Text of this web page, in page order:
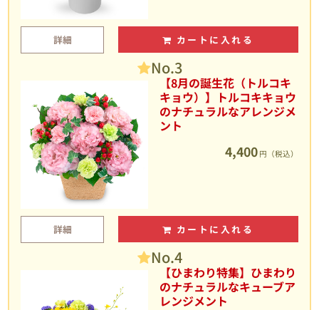
詳細 カートに入れる
No.3
【8月の誕生花（トルコキ
キョウ）】トルコキキョウ
のナチュラルなアレンジメ
ント
4,400 円（税込）
詳細 カートに入れる
No.4
【ひまわり特集】ひまわり
のナチュラルなキューブア
レンジメント